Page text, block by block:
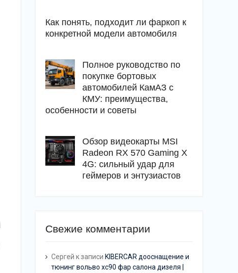
Как понять, подходит ли фаркоп к
конкретной модели автомобиля
Полное руководство по
покупке бортовых
автомобилей КамАЗ с
КМУ: преимущества,
особенности и советы
Обзор видеокарты MSI
Radeon RX 570 Gaming X
4G: сильный удар для
геймеров и энтузиастов
Свежие комментарии
Сергей к записи KIBERCAR дооснащение и
тюнинг вольво хс90 фар салона дизеля |